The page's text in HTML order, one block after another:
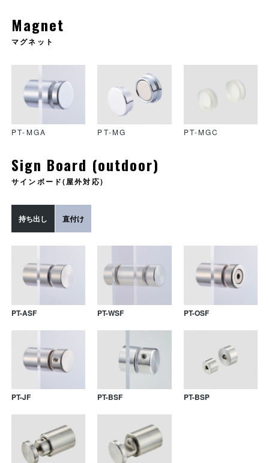
PT-DR
PT-ER PT-EC
PT-EG PT-FR
PT-QRF PT-QRS
Magnet
マグネット
PT-MGA PT-MG PT-MGC
Sign Board (outdoor)
サインボード(屋外対応)
持ち出し
PT-ASF PT-WSF PT-OSF
PT-JF PT-BSF PT-BSP
直付け